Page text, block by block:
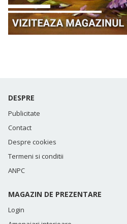
DESPRE
Publicitate
Contact
Despre cookies
Termeni si conditii
ANPC
MAGAZIN DE PREZENTARE
Login